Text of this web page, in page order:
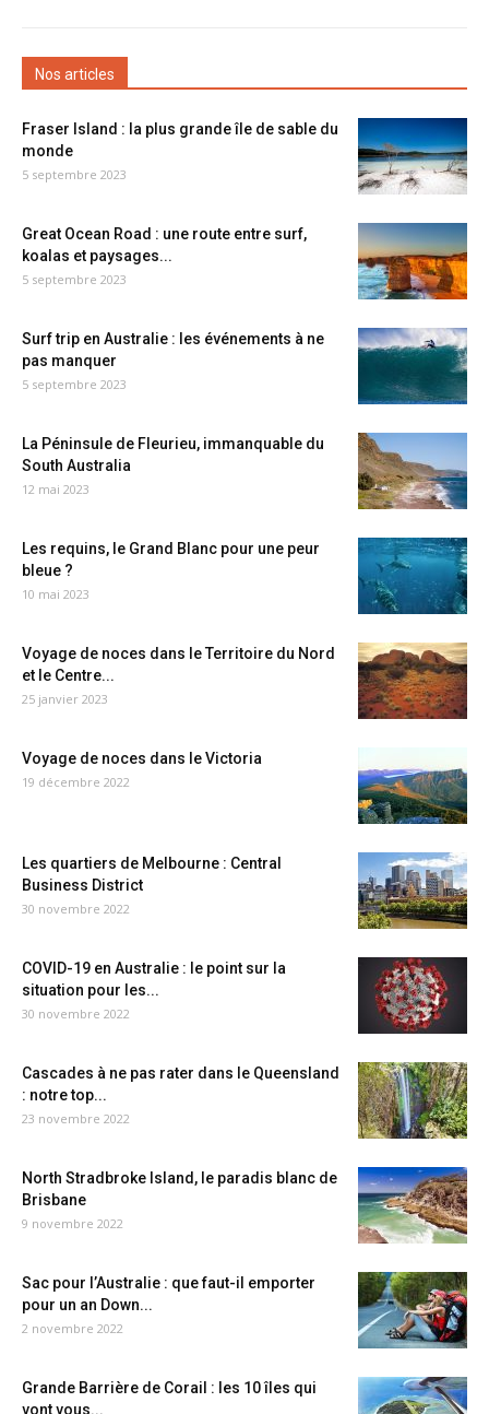
Nos articles
Fraser Island : la plus grande île de sable du
monde
5 septembre 2023
Great Ocean Road : une route entre surf,
koalas et paysages...
5 septembre 2023
Surf trip en Australie : les événements à ne
pas manquer
5 septembre 2023
La Péninsule de Fleurieu, immanquable du
South Australia
12 mai 2023
Les requins, le Grand Blanc pour une peur
bleue ?
10 mai 2023
Voyage de noces dans le Territoire du Nord
et le Centre...
25 janvier 2023
Voyage de noces dans le Victoria
19 décembre 2022
Les quartiers de Melbourne : Central
Business District
30 novembre 2022
COVID-19 en Australie : le point sur la
situation pour les...
30 novembre 2022
Cascades à ne pas rater dans le Queensland
: notre top...
23 novembre 2022
North Stradbroke Island, le paradis blanc de
Brisbane
9 novembre 2022
Sac pour l’Australie : que faut-il emporter
pour un an Down...
2 novembre 2022
Grande Barrière de Corail : les 10 îles qui
vont vous...